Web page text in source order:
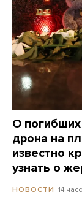
О погибших
дрона на
известно
узнать о
НОВОСТИ 14